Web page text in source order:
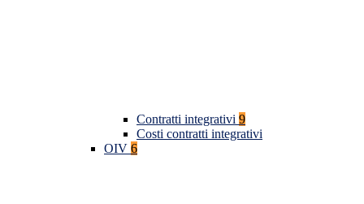
Contratti integrativi 9
Costi contratti integrativi
OIV 6